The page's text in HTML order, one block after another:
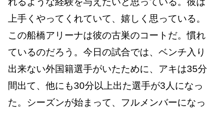
上手くやってくれていて、嬉しく思っている。
この船橋アリーナは彼の古巣のコートだ。慣れ
ているのだろう。今日の試合では、ベンチ入り
出来ない外国籍選手がいたために、アキは35分
間出て、他にも30分以上出た選手が3人になっ
た。シーズンが始まって、フルメンバーになっ